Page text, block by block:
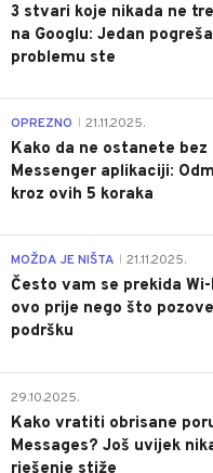
3 stvari koje nikada ne
na Googlu: Jedan
problemu ste
OPREZNO 21.11.2025.
Kako da ne ostanete bez
Messenger aplikaciji:
kroz ovih 5 koraka
MOŽDA JE NIŠTA 21.11.2025.
Često vam se prekida
ovo prije nego što
podršku
29.10.2025.
Kako vratiti obrisane
Messages? Još uvijek
rješenje stiže